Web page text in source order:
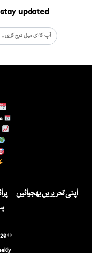
updated.
Last 30 Days:
اپنی تحریریں بھجوائیں
© 2020 - All Rights Reserved.